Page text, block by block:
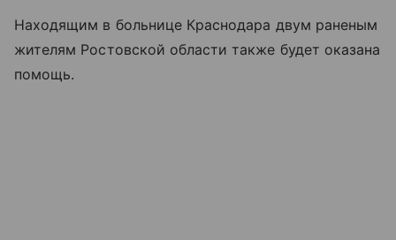
Находящим в больнице Краснодара двум раненым
жителям Ростовской области также будет оказана
помощь.